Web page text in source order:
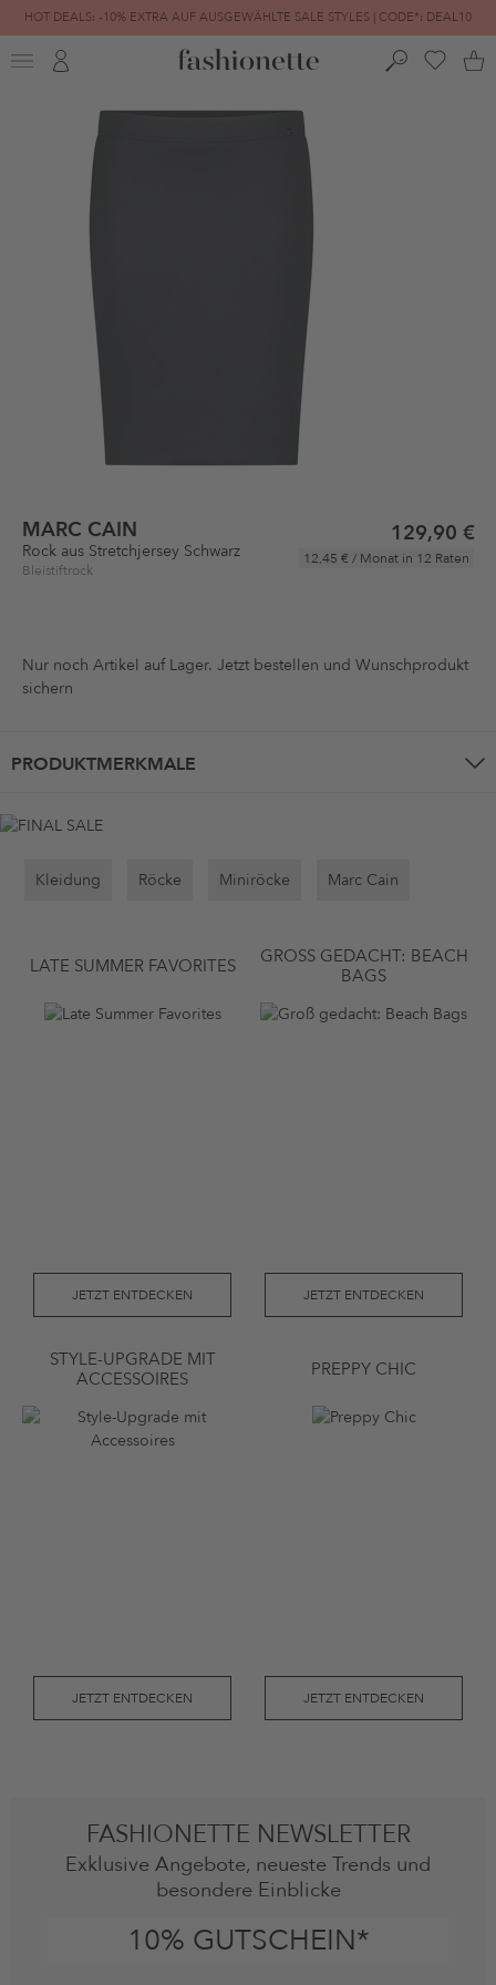
HOT DEALS: -10% EXTRA AUF AUSGEWÄHLTE SALE STYLES | CODE*: DEAL10
FINAL SALE | BIS ZU -80% REDUZIERT
MARC CAIN
Rock aus Stretchjersey Schwarz
Bleistiftrock
129,90 €
12,45 € / Monat in 12 Raten
Nur noch Artikel auf Lager. Jetzt bestellen und Wunschprodukt
sichern
PRODUKTMERKMALE
Kleidung Röcke Miniröcke Marc Cain
LATE SUMMER FAVORITES
JETZT ENTDECKEN
GROSS GEDACHT: BEACH B
AGS
JETZT ENTDECKEN
STYLE-UPGRADE MIT
ACCESSOIRES
JETZT ENTDECKEN
PREPPY CHIC
JETZT ENTDECKEN
FASHIONETTE NEWSLETTER
Exklusive Angebote, neueste Trends und
besondere Einblicke
10% GUTSCHEIN*